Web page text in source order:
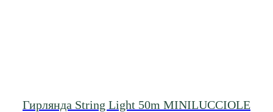
Гирлянда String Light 50m MINILUCCIOLE